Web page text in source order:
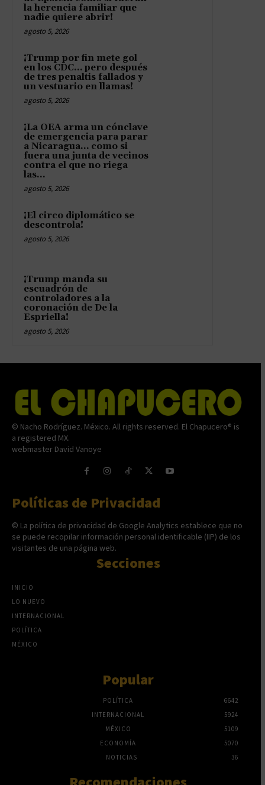
la herencia familiar que
nadie quiere abrir!
agosto 5, 2026
¡Trump por fin mete gol
en los CDC… pero después
de tres penaltis fallados y
un vestuario en llamas!
agosto 5, 2026
¡La OEA arma un cónclave
de emergencia para parar
a Nicaragua… como si
fuera una junta de vecinos
contra el que no riega
las...
agosto 5, 2026
¡El circo diplomático se
descontrola!
agosto 5, 2026
¡Trump manda su
escuadrón de
controladores a la
coronación de De la
Espriella!
agosto 5, 2026
© Nacho Rodríguez. México. All rights reserved. El Chapucero® is
a registered MX.
webmaster David Vanoye
Políticas de Privacidad
© La política de privacidad de Google Analytics establece que no
se puede recopilar información personal identificable (IIP) de los
visitantes de una página web.
Secciones
INICIO
LO NUEVO
INTERNACIONAL
POLÍTICA
MÉXICO
Popular
POLÍTICA
6642
INTERNACIONAL
5924
MÉXICO
5109
ECONOMÍA
5070
NOTICIAS
36